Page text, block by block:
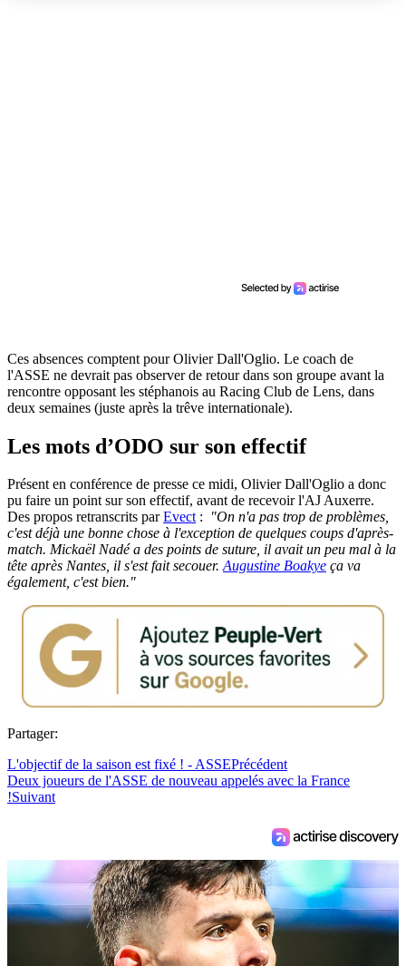
Ces absences comptent pour Olivier Dall'Oglio. Le coach de
l'ASSE ne devrait pas observer de retour dans son groupe avant la
rencontre opposant les stéphanois au Racing Club de Lens, dans
deux semaines (juste après la trêve internationale).
Les mots d’ODO sur son effectif
Présent en conférence de presse ce midi, Olivier Dall'Oglio a donc
pu faire un point sur son effectif, avant de recevoir l'AJ Auxerre.
Des propos retranscrits parEvect:
"On n'a pas trop de problèmes,
c'est déjà une bonne chose à l'exception de quelques coups d'après-
match. Mickaël Nadé a des points de suture, il avait un peu mal à la
tête après Nantes, il s'est fait secouer.Augustine Boakye ça va
également, c'est bien."
Partager:
L'objectif de la saison est fixé ! - ASSEPrécédent
Deux joueurs de l'ASSE de nouveau appelés avec la France
!Suivant